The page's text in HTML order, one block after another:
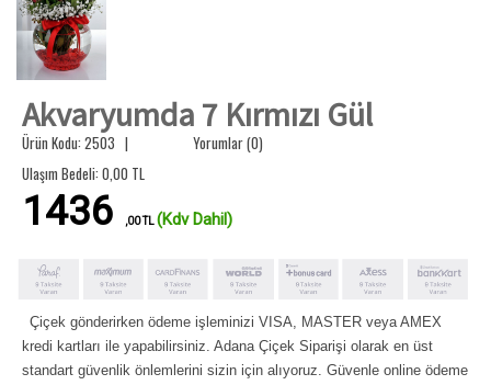
Akvaryumda 7 Kırmızı Gül
Ürün Kodu: 2503 |
Yorumlar (0)
Ulaşım Bedeli: 0,00 TL
1436 ,00 TL(Kdv Dahil)
Çiçek gönderirken ödeme işleminizi VISA, MASTER veya AMEX
kredi kartları ile yapabilirsiniz. Adana Çiçek Siparişi olarak en üst
standart güvenlik önlemlerini sizin için alıyoruz. Güvenle online ödeme